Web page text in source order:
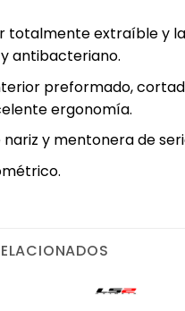
totalmente extraíble y
antibacteriano.
preformado,
ergonomía.
y mentonera de